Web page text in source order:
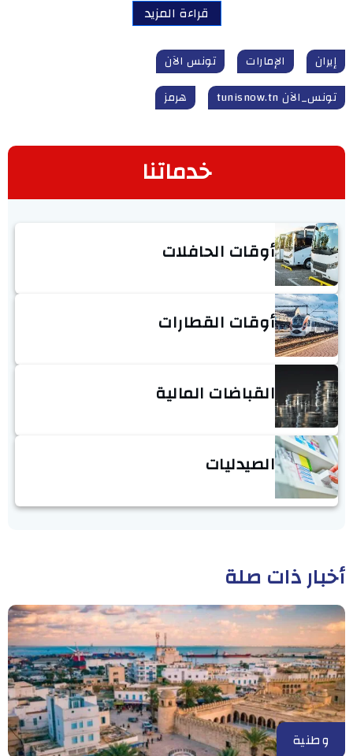
قراءة المزيد
إيران الإمارات
تونس الآن
تونس_الآن tunisnow.tn
هرمز
خدماتنا
أوقات الحافلات
أوقات القطارات
القباضات المالية
الصيدليات
أخبار ذات صلة
وطنية